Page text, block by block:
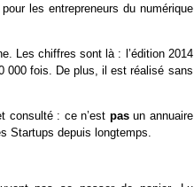
les entrepreneurs du numérique
Les chiffres sont là : l’édition 2014
000 fois. De plus, il est réalisé sans
consulté : ce n’est pasun annuaire
Startups depuis longtemps.